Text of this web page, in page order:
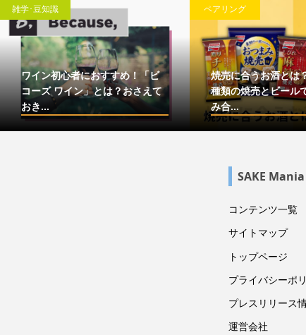
雑学･豆知識
ワイン初心者におすすめ！「ビ
コーズ ワイン」とは？おさえて
おき...
ペアリング
焼売に合うお酒とは
種類の焼売とビール
み合...
SAKE Mania
コンテンツ一覧
サイトマップ
トップページ
プライバシーポ
プレスリリース
運営会社